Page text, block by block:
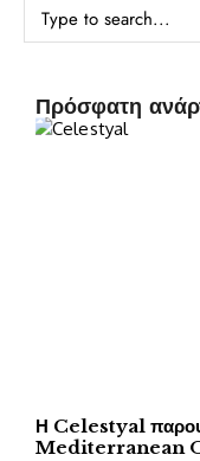
Πρόσφατη
Η Celestyal
Mediterranean